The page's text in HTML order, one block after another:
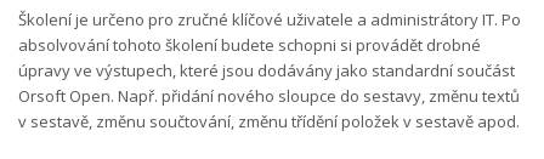
Školení je určeno pro zručné klíčové uživatele a administrátory IT. Po
absolvování tohoto školení budete schopni si provádět drobné
úpravy ve výstupech, které jsou dodávány jako standardní součást
Orsoft Open. Např. přidání nového sloupce do sestavy, změnu textů
v sestavě, změnu součtování, změnu třídění položek v sestavě apod.